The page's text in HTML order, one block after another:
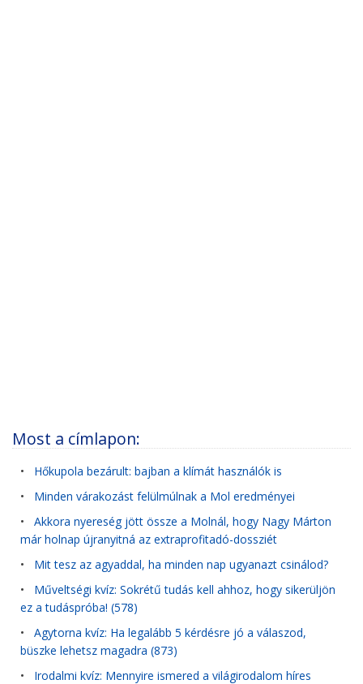
Most a címlapon:
• Hőkupola bezárult: bajban a klímát használók is
• Minden várakozást felülmúlnak a Mol eredményei
• Akkora nyereség jött össze a Molnál, hogy Nagy Márton
már holnap újranyitná az extraprofitadó-dossziét
• Mit tesz az agyaddal, ha minden nap ugyanazt csinálod?
• Műveltségi kvíz: Sokrétű tudás kell ahhoz, hogy sikerüljön
ez a tudáspróba! (578)
• Agytorna kvíz: Ha legalább 5 kérdésre jó a válaszod,
büszke lehetsz magadra (873)
• Irodalmi kvíz: Mennyire ismered a világirodalom híres